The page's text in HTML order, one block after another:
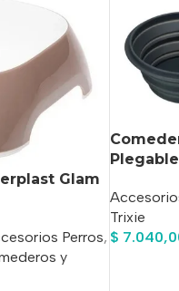
Glam
Perros,
y
Trixie
$